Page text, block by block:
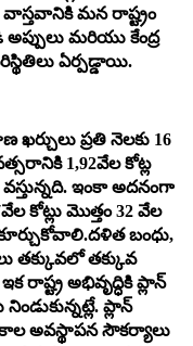
మన రాష్ట్రం
మరియు కేంద్ర
ఏర్పడ్డాయి.
ఖర్చులు ప్రతి నెలకు 16
1,92వేల కోట్ల
ఇంకా అదనంగా
కోట్లు మొత్తం 32 వేల
బంధు,
తక్కువలో తక్కువ
రాష్ట్ర అభివృద్ధికి ప్లాన్
ప్లాన్
అవస్థాపన సౌకర్యాలు